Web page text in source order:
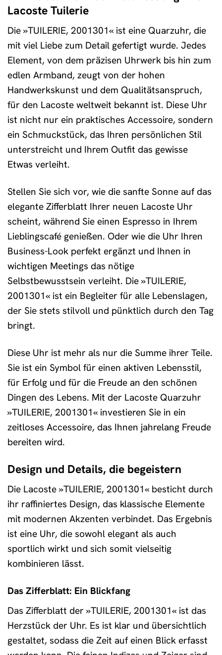
Lacoste Tuilerie
Die »TUILERIE, 2001301« ist eine Quarzuhr, die
mit viel Liebe zum Detail gefertigt wurde. Jedes
Element, von dem präzisen Uhrwerk bis hin zum
edlen Armband, zeugt von der hohen
Handwerkskunst und dem Qualitätsanspruch,
für den Lacoste weltweit bekannt ist. Diese Uhr
ist nicht nur ein praktisches Accessoire, sondern
ein Schmuckstück, das Ihren persönlichen Stil
unterstreicht und Ihrem Outfit das gewisse
Etwas verleiht.
Stellen Sie sich vor, wie die sanfte Sonne auf das
elegante Zifferblatt Ihrer neuen Lacoste Uhr
scheint, während Sie einen Espresso in Ihrem
Lieblingscafé genießen. Oder wie die Uhr Ihren
Business-Look perfekt ergänzt und Ihnen in
wichtigen Meetings das nötige
Selbstbewusstsein verleiht. Die »TUILERIE,
2001301« ist ein Begleiter für alle Lebenslagen,
der Sie stets stilvoll und pünktlich durch den Tag
bringt.
Diese Uhr ist mehr als nur die Summe ihrer Teile.
Sie ist ein Symbol für einen aktiven Lebensstil,
für Erfolg und für die Freude an den schönen
Dingen des Lebens. Mit der Lacoste Quarzuhr
»TUILERIE, 2001301« investieren Sie in ein
zeitloses Accessoire, das Ihnen jahrelang Freude
bereiten wird.
Design und Details, die begeistern
Die Lacoste »TUILERIE, 2001301« besticht durch
ihr raffiniertes Design, das klassische Elemente
mit modernen Akzenten verbindet. Das Ergebnis
ist eine Uhr, die sowohl elegant als auch
sportlich wirkt und sich somit vielseitig
kombinieren lässt.
Das Zifferblatt: Ein Blickfang
Das Zifferblatt der »TUILERIE, 2001301« ist das
Herzstück der Uhr. Es ist klar und übersichtlich
gestaltet, sodass die Zeit auf einen Blick erfasst